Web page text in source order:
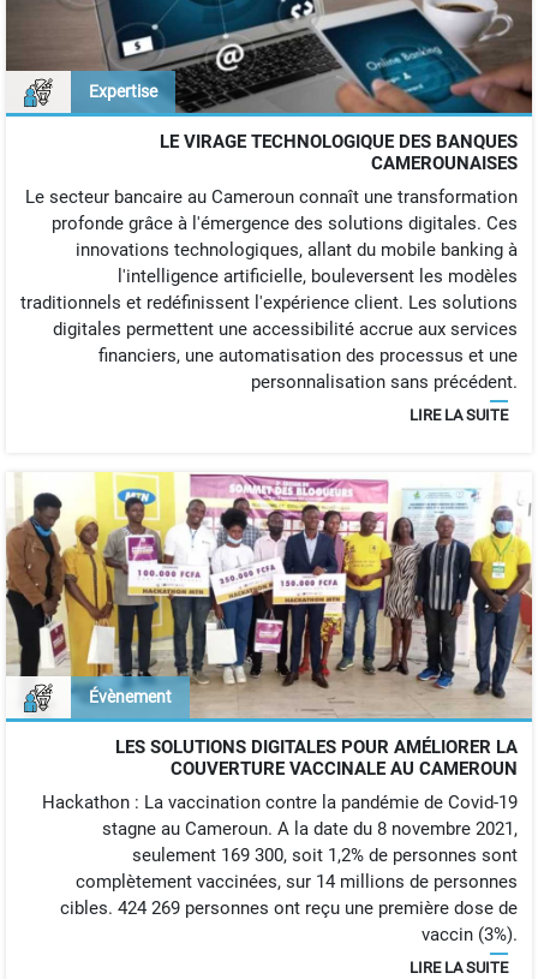
Expertise
LE VIRAGE TECHNOLOGIQUE DES BANQUES
CAMEROUNAISES
Le secteur bancaire au Cameroun connaît une transformation
profonde grâce à l'émergence des solutions digitales. Ces
innovations technologiques, allant du mobile banking à
l'intelligence artificielle, bouleversent les modèles
traditionnels et redéfinissent l'expérience client. Les solutions
digitales permettent une accessibilité accrue aux services
financiers, une automatisation des processus et une
personnalisation sans précédent.
LIRE LA SUITE
Évènement
LES SOLUTIONS DIGITALES POUR AMÉLIORER LA
COUVERTURE VACCINALE AU CAMEROUN
Hackathon : La vaccination contre la pandémie de Covid-19
stagne au Cameroun. A la date du 8 novembre 2021,
seulement 169 300, soit 1,2% de personnes sont
complètement vaccinées, sur 14 millions de personnes
cibles. 424 269 personnes ont reçu une première dose de
vaccin (3%).
LIRE LA SUITE